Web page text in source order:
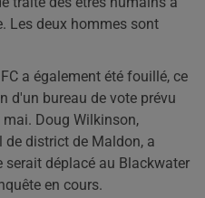
Les deux hommes sont
a également été fouillé, ce
d'un bureau de vote prévu
Doug Wilkinson,
district de Maldon, a
serait déplacé au Blackwater
en cours.